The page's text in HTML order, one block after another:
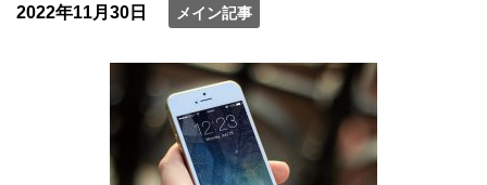
2022年11月30日 メイン記事